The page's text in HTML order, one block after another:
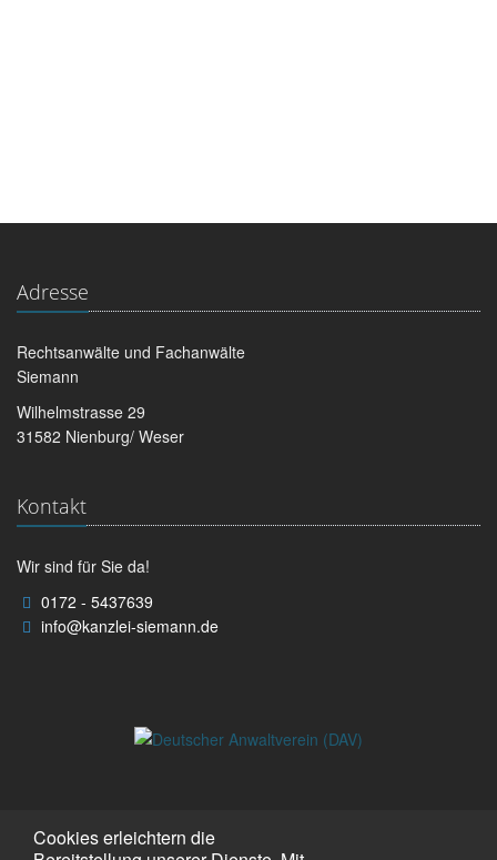
Adresse
Rechtsanwälte und Fachanwälte
Siemann
Wilhelmstrasse 29
31582 Nienburg/ Weser
Kontakt
Wir sind für Sie da!
0172 - 5437639
info@kanzlei-siemann.de
Cookies erleichtern die